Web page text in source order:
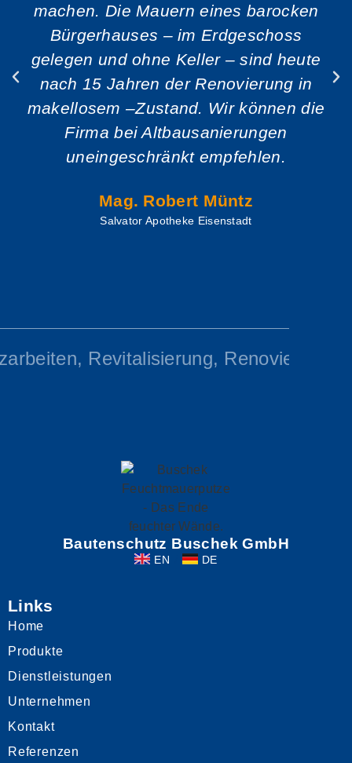
machen. Die Mauern eines barocken
Bürgerhauses – im Erdgeschoss
gelegen und ohne Keller – sind heute
nach 15 Jahren der Renovierung in
makellosem –Zustand. Wir können die
Firma bei Altbausanierungen
uneingeschränkt empfehlen.
Mag. Robert Müntz
Salvator Apotheke Eisenstadt
Revitalisierung, Renovierung
Bautenschutz Buschek GmbH
EN DE
Links
Home
Produkte
Dienstleistungen
Unternehmen
Kontakt
Referenzen